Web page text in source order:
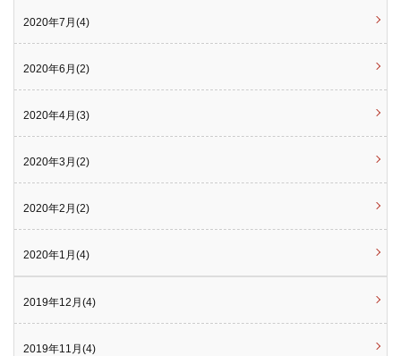
2020年7月(4)
2020年6月(2)
2020年4月(3)
2020年3月(2)
2020年2月(2)
2020年1月(4)
2019年12月(4)
2019年11月(4)